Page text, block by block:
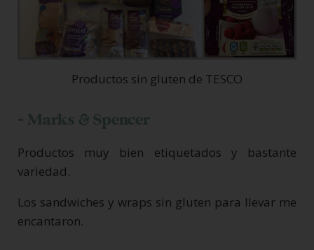
Productos sin gluten de TESCO
- Marks & Spencer
Productos muy bien etiquetados y bastante
variedad.
Los sandwiches y wraps sin gluten para llevar me
encantaron.